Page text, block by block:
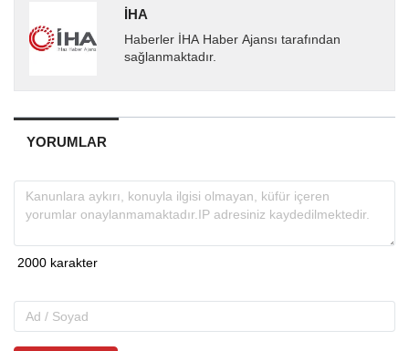
İHA
Haberler İHA Haber Ajansı tarafından
sağlanmaktadır.
YORUMLAR